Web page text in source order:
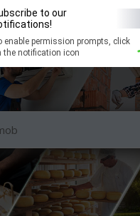
to our
enable permission prompts, click
the notification icon